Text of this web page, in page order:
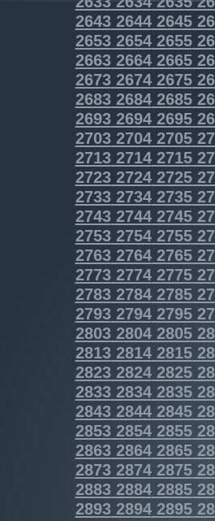
264326442645
265326542655
266326642665
267326742675
268326842685
269326942695
270327042705
271327142715
272327242725
273327342735
274327442745
275327542755
276327642765
277327742775
278327842785
279327942795
280328042805
281328142815
282328242825
283328342835
284328442845
285328542855
286328642865
287328742875
288328842885
289328942895